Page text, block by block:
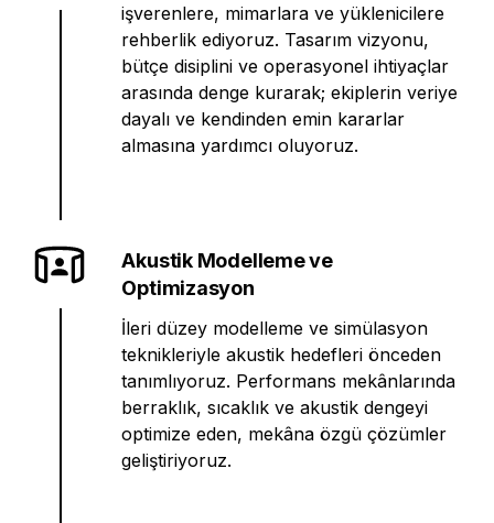
işverenlere, mimarlara ve yüklenicilere
rehberlik ediyoruz. Tasarım vizyonu,
bütçe disiplini ve operasyonel ihtiyaçlar
arasında denge kurarak; ekiplerin veriye
dayalı ve kendinden emin kararlar
almasına yardımcı oluyoruz.
Akustik Modelleme ve
Optimizasyon
İleri düzey modelleme ve simülasyon
teknikleriyle akustik hedefleri önceden
tanımlıyoruz. Performans mekânlarında
berraklık, sıcaklık ve akustik dengeyi
optimize eden, mekâna özgü çözümler
geliştiriyoruz.